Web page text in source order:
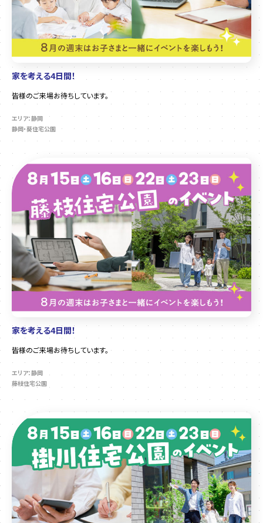
家を考える4日間！
皆様のご来場お待ちしています。
エリア：静岡
静岡・葵住宅公園
家を考える4日間！
皆様のご来場お待ちしています。
エリア：静岡
藤枝住宅公園